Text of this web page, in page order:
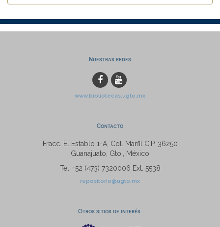
Nuestras redes
www.bibliotecas.ugto.mx
Contacto
Fracc. El Establo 1-A, Col. Marfil C.P. 36250
Guanajuato, Gto., México
Tel: +52 (473) 7320006 Ext. 5538
repositorio@ugto.mx
Otros sitios de interés: